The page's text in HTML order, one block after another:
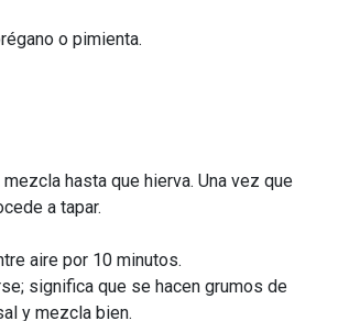
o pimienta.
hasta que hierva. Una vez que
a tapar.
aire por 10 minutos.
significa que se hacen grumos de
y mezcla bien.